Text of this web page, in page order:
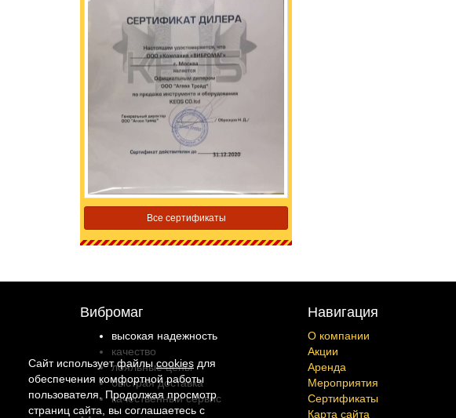
Все сертификаты
Вибромаг
высокая надежность
качество
лояльные цены
быстрая доставка
качественный сервис
Навигация
О компании
Акции
Аренда
Мероприятия
Сертификаты
Карта сайта
Сайт использует файлыcookies для
обеспечения комфортной работы
пользователя. Продолжая просмотр
страниц сайта, вы соглашаетесь с